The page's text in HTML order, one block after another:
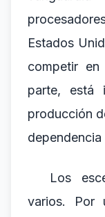
Estados
competir
parte, está
producción
Los
varios. Por